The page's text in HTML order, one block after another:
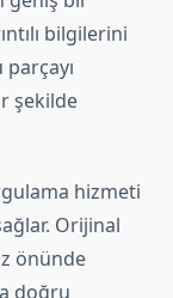
bilgilerini
şekilde
hizmeti
Orijinal
önünde
doğru